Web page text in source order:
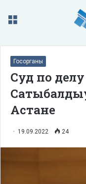
Меню
Госорганы
Суд по
Астане
19.09.2022 24